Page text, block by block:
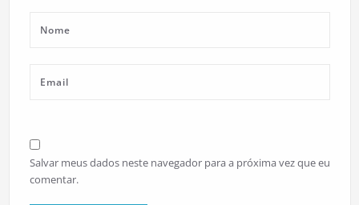
Salvar meus dados neste navegador para a próxima vez que eu
comentar.